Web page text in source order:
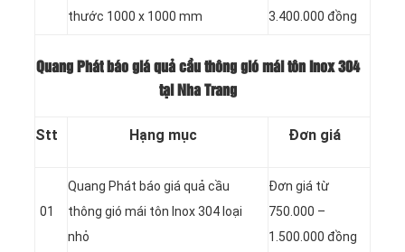
thước 1000 x 1000 mm
3.400.000 đồng
Quang Phát báo giá quả cầu thông gió mái tôn Inox 304
tại Nha Trang
Stt Hạng mục Đơn giá
01
Quang Phát báo giá quả cầu
thông gió mái tôn Inox 304 loại
nhỏ
Đơn giá từ
750.000 –
1.500.000 đồng